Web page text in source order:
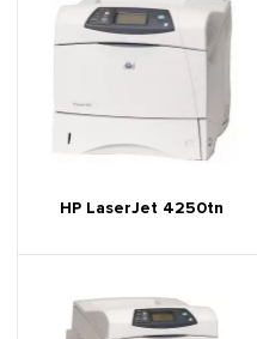
HP LaserJet 4250tn